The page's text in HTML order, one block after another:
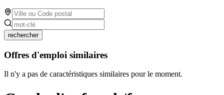
rechercher
Offres d'emploi similaires
Il n'y a pas de caractéristiques similaires pour le moment.